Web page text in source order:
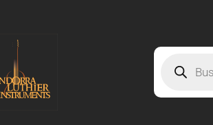
Búsqueda
productos